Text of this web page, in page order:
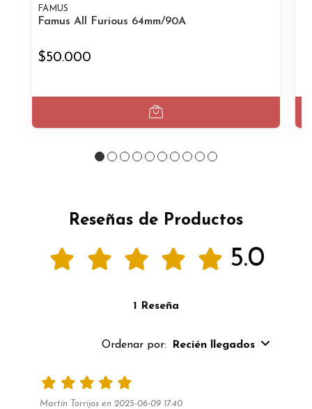
FAMUS
Famus All Furious 64mm/90A
$50.000
Reseñas de Productos
5.0
1 Reseña
Ordenar por: Recién llegados
Martín Torrijos en 2025-06-09 17:40